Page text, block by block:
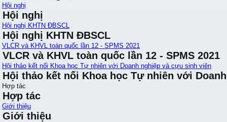
Hội nghị
Hội nghị
Hội nghị KHTN ĐBSCL
Hội nghị KHTN ĐBSCL
VLCR và KHVL toàn quốc lần 12 - SPMS 2021
VLCR và KHVL toàn quốc lần 12 - SPMS 2021
Hội thảo kết nối Khoa học Tự nhiên với Doanh nghiệp và cựu sinh viên
Hội thảo kết nối Khoa học Tự nhiên với
Hợp tác
Hợp tác
Giới thiệu
Giới thiệu